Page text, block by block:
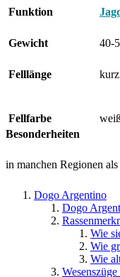
Funktion
Gewicht
40-
Felllänge kurz
Fellfarbe
Besonderheiten
in manchen Regionen
Dogo Argentino
Dogo
Wie
Wie
Wie